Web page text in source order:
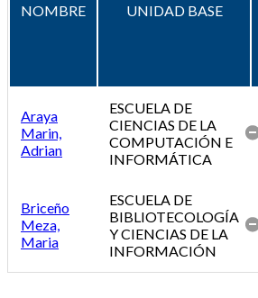
NOMBRE UNIDAD BASE
Araya
Marin,
Adrian
ESCUELA DE
CIENCIAS DE LA
COMPUTACIÓN E
INFORMÁTICA
Briceño
Meza,
Maria
ESCUELA DE
BIBLIOTECOLOGÍA
Y CIENCIAS DE LA
INFORMACIÓN